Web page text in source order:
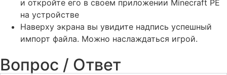
и откройте его в своем приложении Minecraft PE
на устройстве
Наверху экрана вы увидите надпись успешный
импорт файла. Можно наслаждаться игрой.
Вопрос / Ответ